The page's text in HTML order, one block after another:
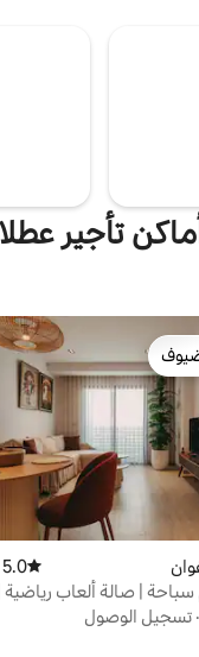
تأجير
متوسط5.0 (47)
| صالة ألعاب رياضية
ذكي · تسجيل الوصول